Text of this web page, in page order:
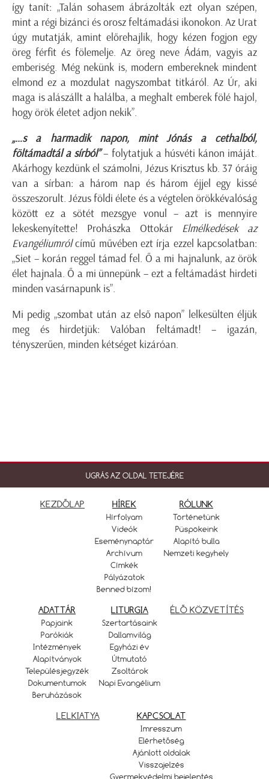
így tanít: „Talán sohasem ábrázolták ezt olyan szépen,
mint a régi bizánci és orosz feltámadási ikonokon. Az Urat
úgy mutatják, amint előrehajlik, hogy kézen fogjon egy
öreg férfit és fölemelje. Az öreg neve Ádám, vagyis az
emberiség. Még nekünk is, modern embereknek mindent
elmond ez a mozdulat nagyszombat titkáról. Az Úr, aki
maga is alászállt a halálba, a meghalt emberek fölé hajol,
hogy örök életet adjon nekik”.
„…s a harmadik napon, mint Jónás a cethalból,
föltámadtál a sírból”– folytatjuk a húsvéti kánon imáját.
Akárhogy kezdünk el számolni, Jézus Krisztus kb. 37 óráig
van a sírban: a három nap és három éjjel egy kissé
összeszorult. Jézus földi élete és a végtelen örökkévalóság
között ez a sötét mezsgye vonul – azt is mennyire
lekeskenyítette! Prohászka Ottokár Elmélkedések az
Evangéliumrólcímű művében ezt írja ezzel kapcsolatban:
„Siet – korán reggel támad fel. Ő a mi hajnalunk, az örök
élet hajnala. Ő a mi ünnepünk – ezt a feltámadást hirdeti
minden vasárnapunk is”.
Mi pedig „szombat után az első napon” lelkesülten éljük
meg és hirdetjük: Valóban feltámadt! – igazán,
tényszerűen, minden kétséget kizáróan.
UGRÁS AZ OLDAL TETEJÉRE
KEZDŐLAP HÍREK
Hírfolyam
Videók
Eseménynaptár
Archívum
Címkék
Pályázatok
Benned bízom!
RÓLUNK
Történetünk
Püspökeink
Alapító bulla
Nemzeti kegyhely
ADATTÁR
Papjaink
Parókiák
Intézmények
Alapítványok
Településjegyzék
Dokumentumok
Beruházások
LITURGIA
Szertartásaink
Dallamvilág
Egyházi év
Útmutató
Zsoltárok
Napi Evangélium
ÉLŐ KÖZVETÍTÉS
LELKIATYA KAPCSOLAT
Imresszum
Elérhetőség
Ajánlott oldalak
Visszajelzés
Gyermekvédelmi bejelentés